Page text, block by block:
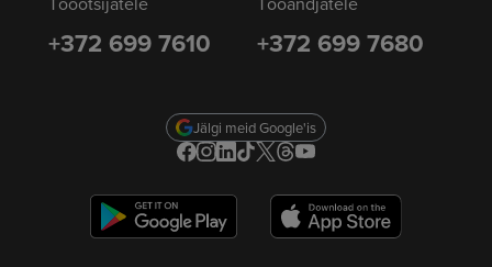
+372 699 7610 +372 699 7680
Jälgi meid Google'is